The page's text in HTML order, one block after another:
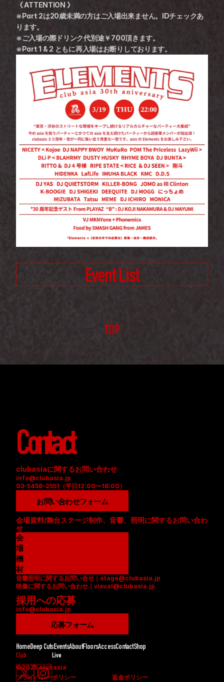
《 ATTENTION 》
※Part 2は20歳未満の方はご入場出来ません。IDチェックあ
ります。
※ご入場の際ドリンク代別途￥700頂きます。
※Part 1 & 2 ともに再入場はお断りしております。
Event List
TOP
Contact
clubasiaに関するお問い合わせ
info@clubasia.jp
03-5458-2551（平日12:00〜18:00）
お問い合わせフォーム
会場資料/舞台ステージ制作、音響、照明に関するお問い合わ
せ
会
場
資
料
(
P
D
F
機
材
リ
ス
ト
(
D
F
)
音響照明に関するお問い合せ｜stage@clubasia.jp
映像に関するお問い合わせ｜visual@clubasia.jp
採用への応募
info@clubasia.jp
応募フォーム
HomeDeep CutsEventsAboutFloorsAccessContactShop
Club Live
©2025 clubasia
プライバシーポリシー
返金ポリシー